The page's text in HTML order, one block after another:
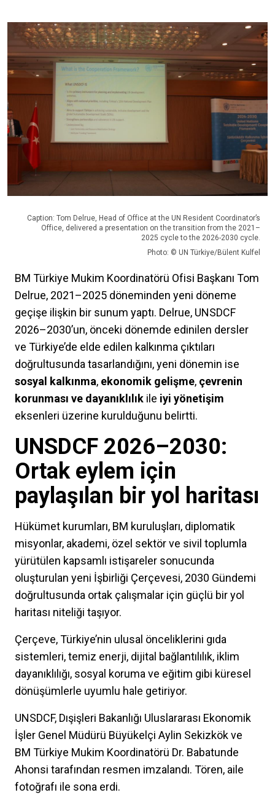
Caption: Tom Delrue, Head of Office at the UN Resident Coordinator’s
Office, delivered a presentation on the transition from the 2021–
2025 cycle to the 2026-2030 cycle.
Photo: © UN Türkiye/Bülent Kulfel
BM Türkiye Mukim Koordinatörü Ofisi Başkanı Tom
Delrue, 2021–2025 döneminden yeni döneme
geçişe ilişkin bir sunum yaptı. Delrue, UNSDCF
2026–2030’un, önceki dönemde edinilen dersler
ve Türkiye’de elde edilen kalkınma çıktıları
doğrultusunda tasarlandığını, yeni dönemin ise
sosyal kalkınma, ekonomik gelişme, çevrenin
korunması ve dayanıklılık ile iyi yönetişim
eksenleri üzerine kurulduğunu belirtti.
UNSDCF 2026–2030:
Ortak eylem için
paylaşılan bir yol haritası
Hükümet kurumları, BM kuruluşları, diplomatik
misyonlar, akademi, özel sektör ve sivil toplumla
yürütülen kapsamlı istişareler sonucunda
oluşturulan yeni İşbirliği Çerçevesi, 2030 Gündemi
doğrultusunda ortak çalışmalar için güçlü bir yol
haritası niteliği taşıyor.
Çerçeve, Türkiye’nin ulusal önceliklerini gıda
sistemleri, temiz enerji, dijital bağlantılılık, iklim
dayanıklılığı, sosyal koruma ve eğitim gibi küresel
dönüşümlerle uyumlu hale getiriyor.
UNSDCF, Dışişleri Bakanlığı Uluslararası Ekonomik
İşler Genel Müdürü Büyükelçi Aylin Sekizkök ve
BM Türkiye Mukim Koordinatörü Dr. Babatunde
Ahonsi tarafından resmen imzalandı. Tören, aile
fotoğrafı ile sona erdi.